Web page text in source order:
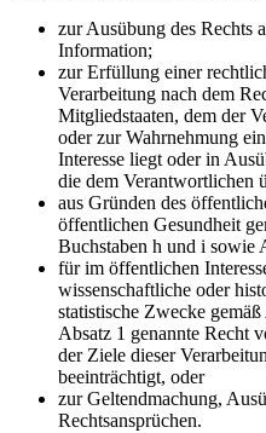
zur Ausübung des Rechts
Information;
zur Erfüllung einer
Verarbeitung nach dem
Mitgliedstaaten, dem der
oder zur Wahrnehmung
Interesse liegt oder in
die dem Verantwortlichen
aus Gründen des
öffentlichen Gesundheit
Buchstaben h und i sowie
für im öffentlichen
wissenschaftliche oder
statistische Zwecke
Absatz 1 genannte Recht
der Ziele dieser
beeinträchtigt, oder
zur Geltendmachung,
Rechtsansprüchen.